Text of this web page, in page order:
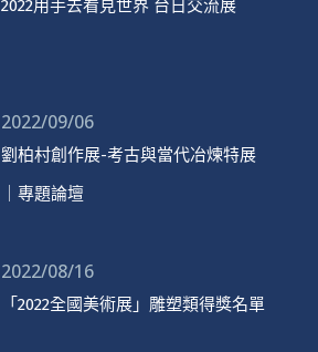
2022用手去看見世界 台日交流展
2022/09/06
劉柏村創作展-考古與當代冶煉特展
｜專題論壇
2022/08/16
「2022全國美術展」雕塑類得獎名單